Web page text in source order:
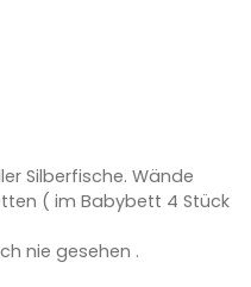
Silberfische. Wände
( im Babybett 4 Stück
nie gesehen .